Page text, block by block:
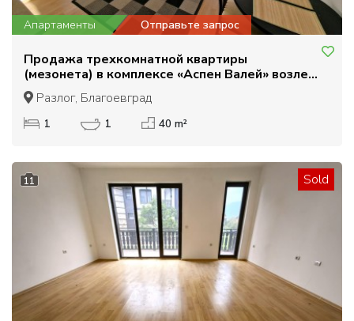
Апартаменты Отправьте запрос
Продажа трехкомнатной квартиры
(мезонета) в комплексе «Аспен Валей» возле
Разлога
Разлог, Благоевград
1 1 40 m²
11 Sold